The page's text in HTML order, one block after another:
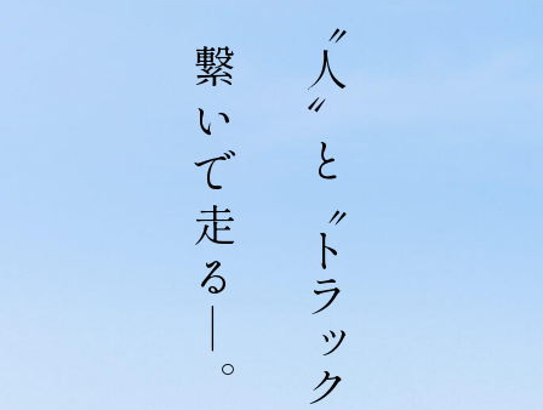
〝人〟と〝トラック〟を
繋いで走る
。